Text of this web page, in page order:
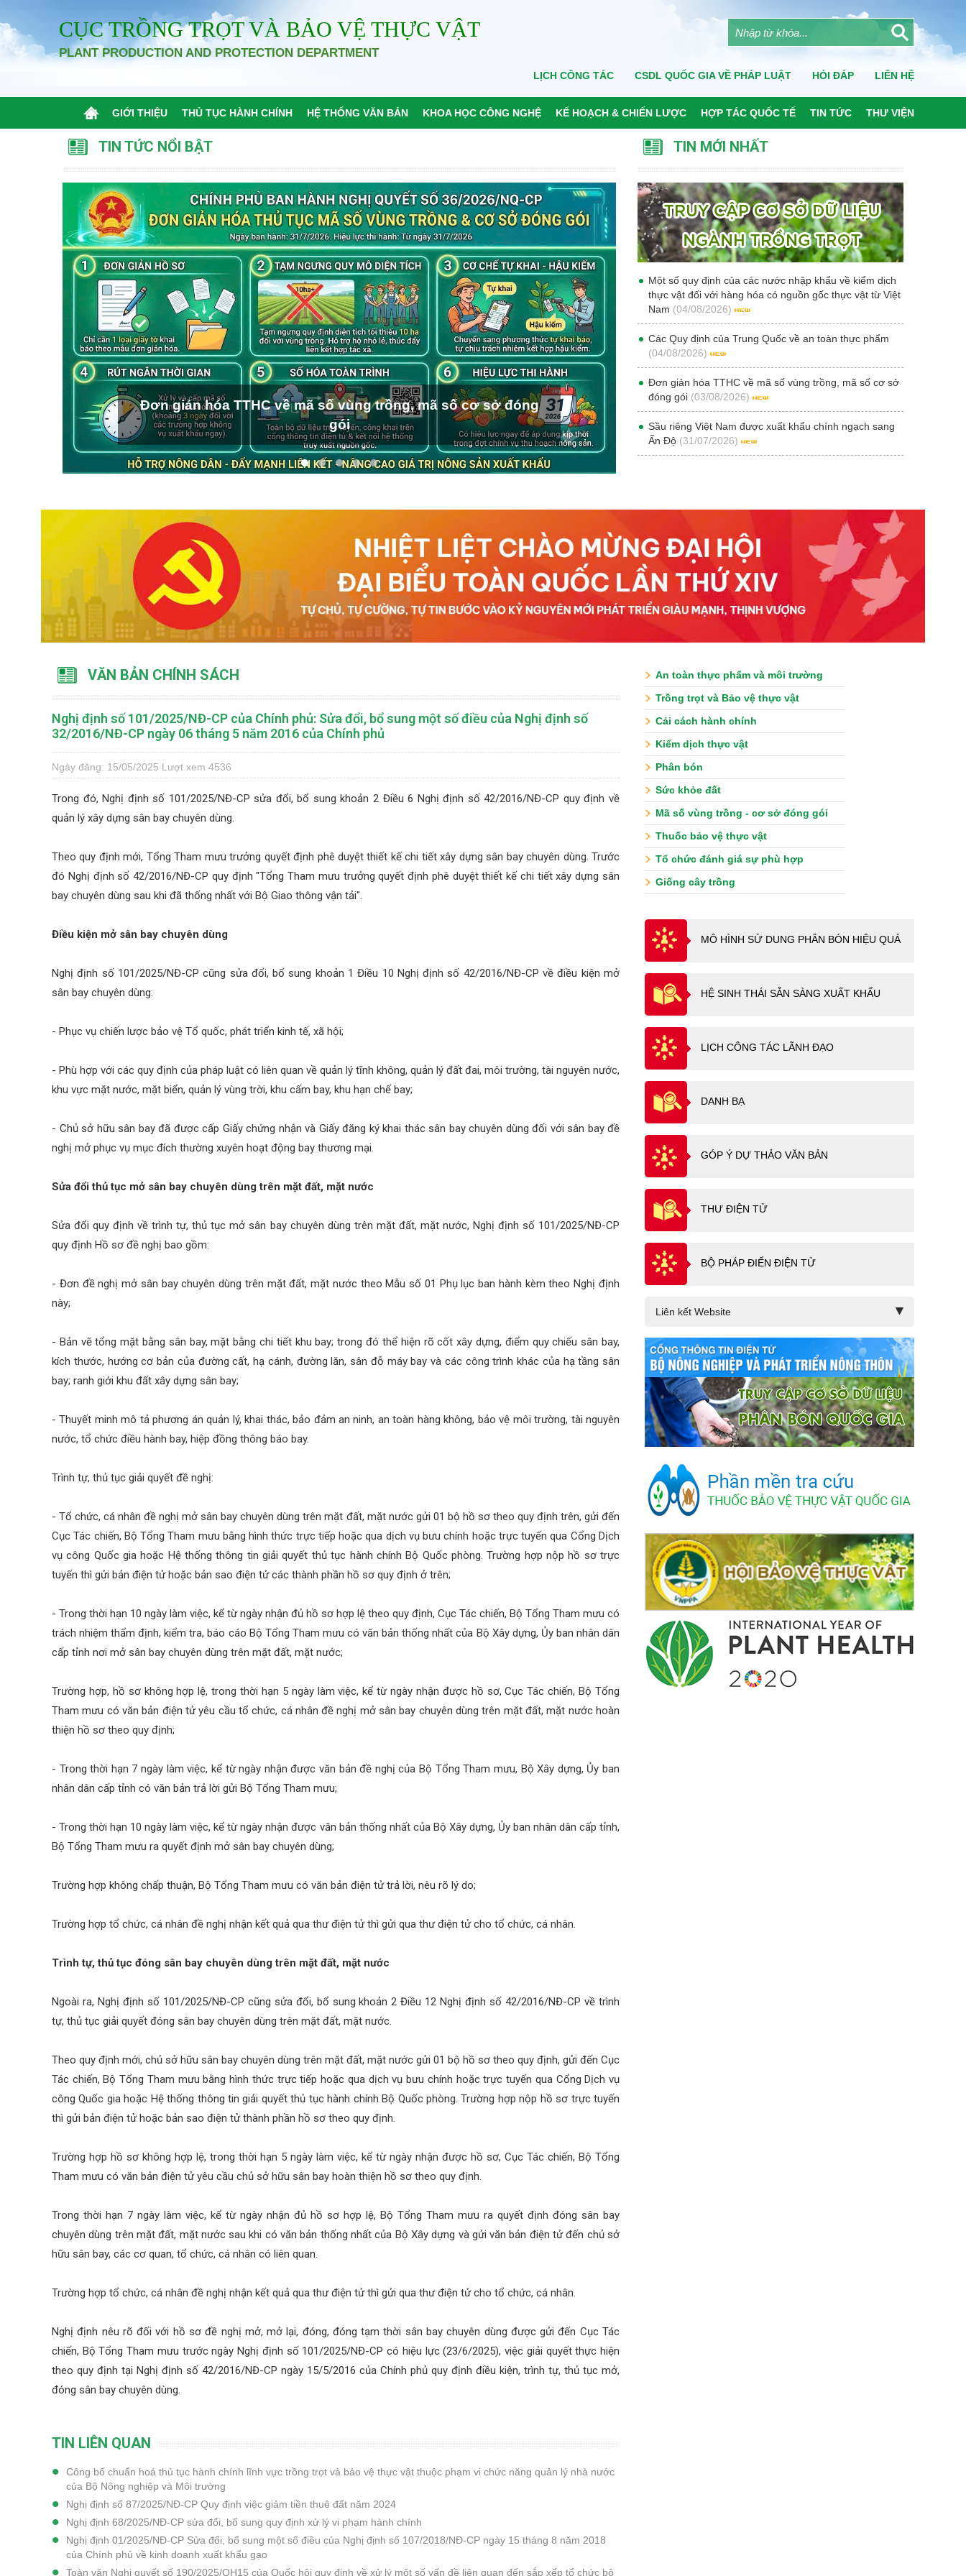
CỤC TRỒNG TRỌT VÀ BẢO VỆ THỰC VẬT
PLANT PRODUCTION AND PROTECTION DEPARTMENT
LỊCH CÔNG TÁC CSDL QUỐC GIA VỀ PHÁP LUẬT HỎI ĐÁP LIÊN HỆ
GIỚI THIỆU THỦ TỤC HÀNH CHÍNH HỆ THỐNG VĂN BẢN KHOA HỌC CÔNG NGHỆ KẾ HOẠCH & CHIẾN LƯỢC HỢP TÁC QUỐC TẾ TIN TỨC THƯ VIỆN
TIN TỨC NỔI BẬT
Đơn giản hóa TTHC về mã số vùng trồng, mã số cơ sở đóng
gói
TIN MỚI NHẤT
Một số quy định của các nước nhập khẩu về kiểm dịch
thực vật đối với hàng hóa có nguồn gốc thực vật từ Việt
Nam (04/08/2026)
Các Quy định của Trung Quốc về an toàn thực phẩm
(04/08/2026)
Đơn giản hóa TTHC về mã số vùng trồng, mã số cơ sở
đóng gói (03/08/2026)
Sầu riêng Việt Nam được xuất khẩu chính ngạch sang
Ấn Độ (31/07/2026)
VĂN BẢN CHÍNH SÁCH
Nghị định số 101/2025/NĐ-CP của Chính phủ: Sửa đổi, bổ sung một số điều của Nghị định số
32/2016/NĐ-CP ngày 06 tháng 5 năm 2016 của Chính phủ
Ngày đăng: 15/05/2025 Lượt xem 4536
Trong đó, Nghị định số 101/2025/NĐ-CP sửa đổi, bổ sung khoản 2 Điều 6 Nghị định số 42/2016/NĐ-CP quy định về
quản lý xây dựng sân bay chuyên dùng.
Theo quy định mới, Tổng Tham mưu trưởng quyết định phê duyệt thiết kế chi tiết xây dựng sân bay chuyên dùng. Trước
đó Nghị định số 42/2016/NĐ-CP quy định "Tổng Tham mưu trưởng quyết định phê duyệt thiết kế chi tiết xây dựng sân
bay chuyên dùng sau khi đã thống nhất với Bộ Giao thông vận tải".
Điều kiện mở sân bay chuyên dùng
Nghị định số 101/2025/NĐ-CP cũng sửa đổi, bổ sung khoản 1 Điều 10 Nghị định số 42/2016/NĐ-CP về điều kiện mở
sân bay chuyên dùng:
- Phục vụ chiến lược bảo vệ Tổ quốc, phát triển kinh tế, xã hội;
- Phù hợp với các quy định của pháp luật có liên quan về quản lý tĩnh không, quản lý đất đai, môi trường, tài nguyên nước,
khu vực mặt nước, mặt biển, quản lý vùng trời, khu cấm bay, khu hạn chế bay;
- Chủ sở hữu sân bay đã được cấp Giấy chứng nhận và Giấy đăng ký khai thác sân bay chuyên dùng đối với sân bay đề
nghị mở phục vụ mục đích thường xuyên hoạt động bay thương mại.
Sửa đổi thủ tục mở sân bay chuyên dùng trên mặt đất, mặt nước
Sửa đổi quy định về trình tự, thủ tục mở sân bay chuyên dùng trên mặt đất, mặt nước, Nghị định số 101/2025/NĐ-CP
quy định Hồ sơ đề nghị bao gồm:
- Đơn đề nghị mở sân bay chuyên dùng trên mặt đất, mặt nước theo Mẫu số 01 Phụ lục ban hành kèm theo Nghị định
này;
- Bản vẽ tổng mặt bằng sân bay, mặt bằng chi tiết khu bay; trong đó thể hiện rõ cốt xây dựng, điểm quy chiếu sân bay,
kích thước, hướng cơ bản của đường cất, hạ cánh, đường lăn, sân đỗ máy bay và các công trình khác của hạ tầng sân
bay; ranh giới khu đất xây dựng sân bay;
- Thuyết minh mô tả phương án quản lý, khai thác, bảo đảm an ninh, an toàn hàng không, bảo vệ môi trường, tài nguyên
nước, tổ chức điều hành bay, hiệp đồng thông báo bay.
Trình tự, thủ tục giải quyết đề nghị:
- Tổ chức, cá nhân đề nghị mở sân bay chuyên dùng trên mặt đất, mặt nước gửi 01 bộ hồ sơ theo quy định trên, gửi đến
Cục Tác chiến, Bộ Tổng Tham mưu bằng hình thức trực tiếp hoặc qua dịch vụ bưu chính hoặc trực tuyến qua Cổng Dịch
vụ công Quốc gia hoặc Hệ thống thông tin giải quyết thủ tục hành chính Bộ Quốc phòng. Trường hợp nộp hồ sơ trực
tuyến thì gửi bản điện tử hoặc bản sao điện tử các thành phần hồ sơ quy định ở trên;
- Trong thời hạn 10 ngày làm việc, kể từ ngày nhận đủ hồ sơ hợp lệ theo quy định, Cục Tác chiến, Bộ Tổng Tham mưu có
trách nhiệm thẩm định, kiểm tra, báo cáo Bộ Tổng Tham mưu có văn bản thống nhất của Bộ Xây dựng, Ủy ban nhân dân
cấp tỉnh nơi mở sân bay chuyên dùng trên mặt đất, mặt nước;
Trường hợp, hồ sơ không hợp lệ, trong thời hạn 5 ngày làm việc, kể từ ngày nhận được hồ sơ, Cục Tác chiến, Bộ Tổng
Tham mưu có văn bản điện tử yêu cầu tổ chức, cá nhân đề nghị mở sân bay chuyên dùng trên mặt đất, mặt nước hoàn
thiện hồ sơ theo quy định;
- Trong thời hạn 7 ngày làm việc, kể từ ngày nhận được văn bản đề nghị của Bộ Tổng Tham mưu, Bộ Xây dựng, Ủy ban
nhân dân cấp tỉnh có văn bản trả lời gửi Bộ Tổng Tham mưu;
- Trong thời hạn 10 ngày làm việc, kể từ ngày nhận được văn bản thống nhất của Bộ Xây dựng, Ủy ban nhân dân cấp tỉnh,
Bộ Tổng Tham mưu ra quyết định mở sân bay chuyên dùng;
Trường hợp không chấp thuận, Bộ Tổng Tham mưu có văn bản điện tử trả lời, nêu rõ lý do;
Trường hợp tổ chức, cá nhân đề nghị nhận kết quả qua thư điện tử thì gửi qua thư điện tử cho tổ chức, cá nhân.
Trình tự, thủ tục đóng sân bay chuyên dùng trên mặt đất, mặt nước
Ngoài ra, Nghị định số 101/2025/NĐ-CP cũng sửa đổi, bổ sung khoản 2 Điều 12 Nghị định số 42/2016/NĐ-CP về trình
tự, thủ tục giải quyết đóng sân bay chuyên dùng trên mặt đất, mặt nước.
Theo quy định mới, chủ sở hữu sân bay chuyên dùng trên mặt đất, mặt nước gửi 01 bộ hồ sơ theo quy định, gửi đến Cục
Tác chiến, Bộ Tổng Tham mưu bằng hình thức trực tiếp hoặc qua dịch vụ bưu chính hoặc trực tuyến qua Cổng Dịch vụ
công Quốc gia hoặc Hệ thống thông tin giải quyết thủ tục hành chính Bộ Quốc phòng. Trường hợp nộp hồ sơ trực tuyến
thì gửi bản điện tử hoặc bản sao điện tử thành phần hồ sơ theo quy định.
Trường hợp hồ sơ không hợp lệ, trong thời hạn 5 ngày làm việc, kể từ ngày nhận được hồ sơ, Cục Tác chiến, Bộ Tổng
Tham mưu có văn bản điện tử yêu cầu chủ sở hữu sân bay hoàn thiện hồ sơ theo quy định.
Trong thời hạn 7 ngày làm việc, kể từ ngày nhận đủ hồ sơ hợp lệ, Bộ Tổng Tham mưu ra quyết định đóng sân bay
chuyên dùng trên mặt đất, mặt nước sau khi có văn bản thống nhất của Bộ Xây dựng và gửi văn bản điện tử đến chủ sở
hữu sân bay, các cơ quan, tổ chức, cá nhân có liên quan.
Trường hợp tổ chức, cá nhân đề nghị nhận kết quả qua thư điện tử thì gửi qua thư điện tử cho tổ chức, cá nhân.
Nghị định nêu rõ đối với hồ sơ đề nghị mở, mở lại, đóng, đóng tạm thời sân bay chuyên dùng được gửi đến Cục Tác
chiến, Bộ Tổng Tham mưu trước ngày Nghị định số 101/2025/NĐ-CP có hiệu lực (23/6/2025), việc giải quyết thực hiện
theo quy định tại Nghị định số 42/2016/NĐ-CP ngày 15/5/2016 của Chính phủ quy định điều kiện, trình tự, thủ tục mở,
đóng sân bay chuyên dùng.
TIN LIÊN QUAN
Công bố chuẩn hoá thủ tục hành chính lĩnh vực trồng trọt và bảo vệ thực vật thuộc phạm vi chức năng quản lý nhà nước
của Bộ Nông nghiệp và Môi trường
Nghị định số 87/2025/NĐ-CP Quy định việc giảm tiền thuê đất năm 2024
Nghị định 68/2025/NĐ-CP sửa đổi, bổ sung quy định xử lý vi phạm hành chính
Nghị định 01/2025/NĐ-CP Sửa đổi, bổ sung một số điều của Nghị định số 107/2018/NĐ-CP ngày 15 tháng 8 năm 2018
của Chính phủ về kinh doanh xuất khẩu gạo
Toàn văn Nghị quyết số 190/2025/QH15 của Quốc hội quy định về xử lý một số vấn đề liên quan đến sắp xếp tổ chức bộ
An toàn thực phẩm và môi trường
Trồng trọt và Bảo vệ thực vật
Cải cách hành chính
Kiểm dịch thực vật
Phân bón
Sức khỏe đất
Mã số vùng trồng - cơ sở đóng gói
Thuốc bảo vệ thực vật
Tổ chức đánh giá sự phù hợp
Giống cây trồng
MÔ HÌNH SỬ DUNG PHÂN BÓN HIỆU QUẢ
HỆ SINH THÁI SẴN SÀNG XUẤT KHẨU
LỊCH CÔNG TÁC LÃNH ĐẠO
DANH BẠ
GÓP Ý DỰ THẢO VĂN BẢN
THƯ ĐIỆN TỬ
BỘ PHÁP ĐIỂN ĐIỆN TỬ